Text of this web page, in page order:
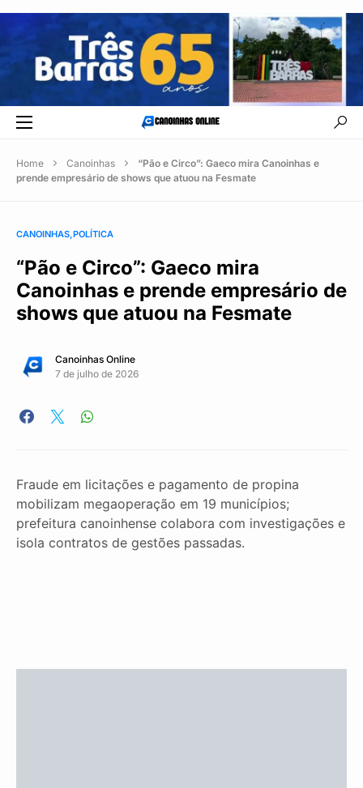
Home Canoinhas
“Pão e Circo”: Gaeco mira Canoinhas e
prende empresário de shows que atuou na Fesmate
CANOINHAS POLÍTICA
“Pão e Circo”: Gaeco mira
Canoinhas e prende empresário de
shows que atuou na Fesmate
Canoinhas Online
7 de julho de 2026
Fraude em licitações e pagamento de propina
mobilizam megaoperação em 19 municípios;
prefeitura canoinhense colabora com investigações e
isola contratos de gestões passadas.